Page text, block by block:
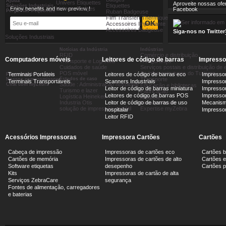
Soluções Industriais
Perguntas frequentes
Univers Etiquettes
Univers Badges
Etiquettes
Ruban Badgeuse
Film Transfert Thermique
Accessoires Imprimante
Accessoires Badgeuse
Todas nossas
Soluções Industriais
Perguntas frequentes
Nossos compromissos
Chat com myZebra
Notícias da Indústria
RFID
Transporte e Logística
Cuidados de saúde
POS móvel
Estudos de caso
Saude : Administração hospitalar
Turismo e lazer
Logística Heineken
Industria Otis
solução de impressão portátil
Indústrias
Comércio e distribuição
A segurança
Serviços postais e distribuição de
As infra-estruturas do Turismo
Transporte
Educação e bibliotecas
Fabricação
A Saúde
Dicas profissão
Expertise myZebra
Enjoy benefits and new preview !
Aproveite nossas
Facebook
Siga-nos no Twitter
Computadores móveis
Terminais Portáteis
Terminais Transportáveis
Leitores de código de barras
Leitores de código de barras eco
Scanners Industriais
Leitor de código de barras miniatura
Leitores de código de barras POS
Leitor de código de barras de uso
hospitalar
Leitor RFID
Acessórios Impressoras
Cabeça de impressão
Cartões de memória
Software etiquetas
Kits
Serviços ZebraCare
Fontes de alimentação, carregadores
e baterias
Impressora Cartões
Impressoras de cartões eco
Impressoras de cartões de alto
desepenho
Impressoras de cartão de alta
segurança
Cartões
Cartões
Cartões
Cartões